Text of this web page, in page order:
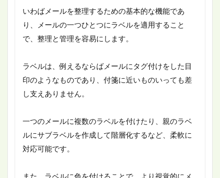
いわばメールを整理するための基本的な機能であ
り、メールの一つひとつにラベルを適用すること
で、整理と管理を容易にします。
ラベルは、例えるならばメールにタグ付けをした目
印のようなものであり、付箋に近いものいっても差
し支えありません。
一つのメールに複数のラベルを付けたり、親のラベ
ルにサブラベルを作成して階層化するなど、柔軟に
対応可能です。
また、ラベルに色を付けることで、より視覚的にメ